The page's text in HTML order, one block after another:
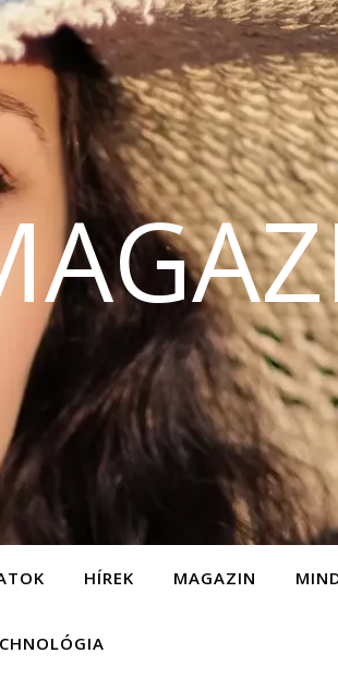
HÍREK MAGAZIN